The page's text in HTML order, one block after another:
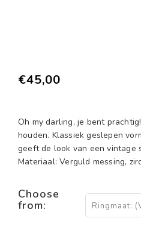
€45,00
Oh my darling, je bent
houden. Klassiek geslepen
geeft de look van een vintage
Materiaal: Verguld messing,
Choose
from: Ringmaat: